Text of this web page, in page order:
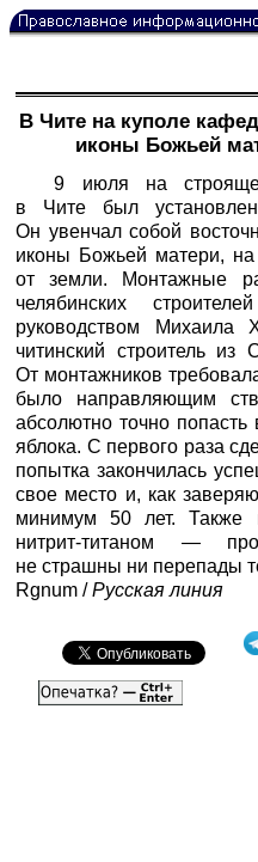
В Чите на куполе
иконы Божьей
9 июля на
в Чите был
Он увенчал собой
иконы Божьей матери,
от земли. Монтажные
челябинских
руководством Михаила
читинский строитель
От монтажников
было направляющим
абсолютно точно попасть
яблока. С первого раза
попытка закончилась
свое место и, как
минимум 50 лет. Также
нитрит-титаном —
не страшны ни перепады
Rgnum /Русская линия